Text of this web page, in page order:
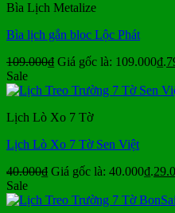
Bìa Lịch Metalize
Bìa lịch gắn bloc Lộc Phát
109.000₫ Giá gốc là: 109.000₫.
Sale
Lịch Lò Xo 7 Tờ
Lịch Lò Xo 7 Tờ Sen Việt
40.000₫ Giá gốc là: 40.000₫.
Sale